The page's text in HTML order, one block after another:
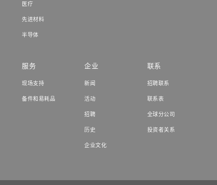
医疗
先进材料
半导体
服务
现场支持
备件和易耗品
企业
新闻
活动
招聘
历史
企业文化
联系
招聘联系
联系表
全球分公司
投资者关系